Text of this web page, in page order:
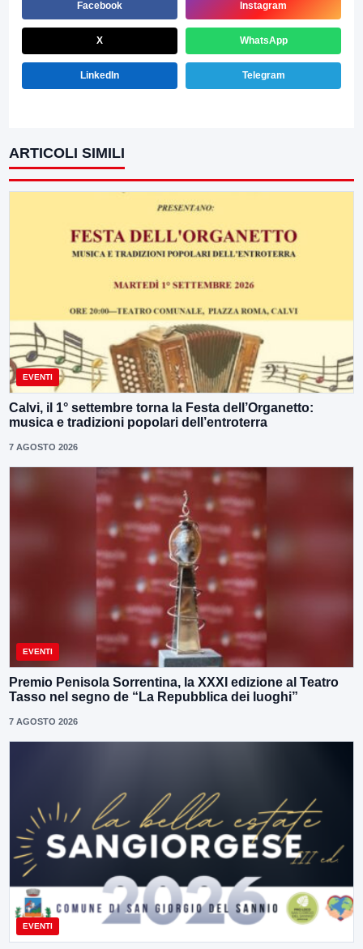
Facebook Instagram
X WhatsApp
LinkedIn Telegram
ARTICOLI SIMILI
EVENTI
Calvi, il 1° settembre torna la Festa dell’Organetto:
musica e tradizioni popolari dell’entroterra
7 AGOSTO 2026
EVENTI
Premio Penisola Sorrentina, la XXXI edizione al Teatro
Tasso nel segno de “La Repubblica dei luoghi”
7 AGOSTO 2026
EVENTI